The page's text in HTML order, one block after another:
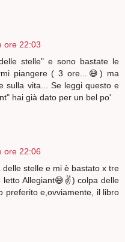
ore 22:03
stelle" e sono bastate le
piangere ( 3 ore...😅) ma
sulla vita... Se leggi questo e
hai già dato per un bel po'
ore 22:06
stelle e mi è bastato x tre
letto Allegiant😅✌️) colpa delle
preferito e,ovviamente, il libro